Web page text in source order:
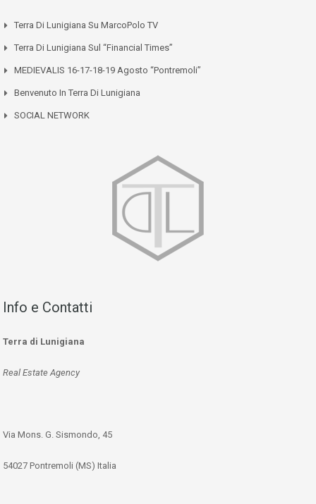
Terra Di Lunigiana Su MarcoPolo TV
Terra Di Lunigiana Sul “Financial Times”
MEDIEVALIS 16-17-18-19 Agosto “Pontremoli”
Benvenuto In Terra Di Lunigiana
SOCIAL NETWORK
Info e Contatti
Terra di Lunigiana
Real Estate Agency
Via Mons. G. Sismondo, 45
54027 Pontremoli (MS) Italia